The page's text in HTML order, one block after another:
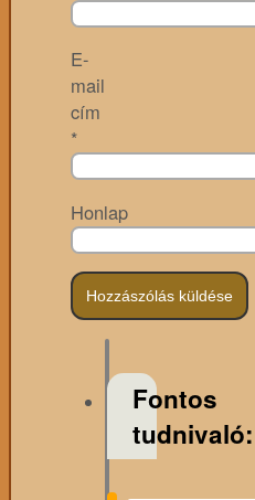
E-
mail
cím
*
Honlap
Fontos
tudnivaló: